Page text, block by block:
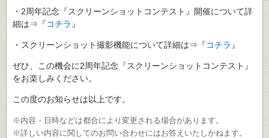
・2周年記念『スクリーンショットコンテスト』開催について詳
細は⇒『コチラ 』
・スクリーンショット撮影機能について詳細は⇒『コチラ 』
ぜひ、この機会に2周年記念『スクリーンショットコンテスト』
をお楽しみください。
この度のお知らせは以上です。
※内容・日時などは都合により変更される場合があります。
※詳しい内容に関してのお問い合わせにはお答えいたしかねます。